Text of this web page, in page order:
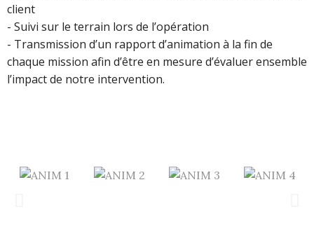
client
- Suivi sur le terrain lors de l’opération
- Transmission d’un rapport d’animation à la fin de
chaque mission afin d’être en mesure d’évaluer ensemble
l’impact de notre intervention.